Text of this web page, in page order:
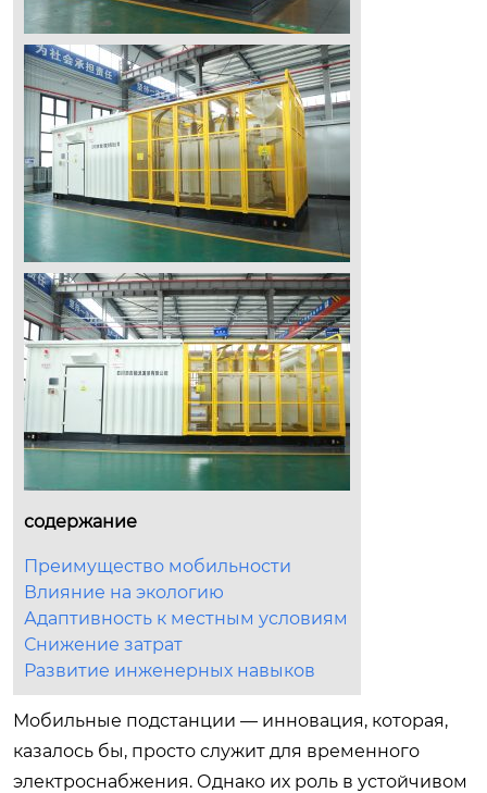
содержание
Преимущество мобильности
Влияние на экологию
Адаптивность к местным условиям
Снижение затрат
Развитие инженерных навыков
Мобильные подстанции — инновация, которая,
казалось бы, просто служит для временного
электроснабжения. Однако их роль в устойчивом